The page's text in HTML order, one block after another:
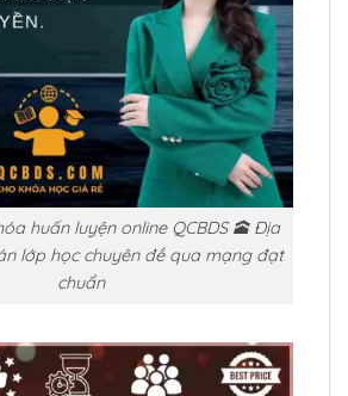
huấn luyện online QCBDS 🕋 Địa
lớp học chuyên đề qua mạng đạt
chuẩn